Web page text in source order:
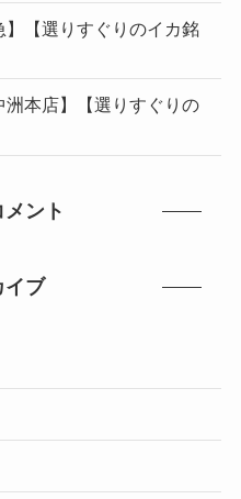
【選りすぐりのイカ銘
本店】【選りすぐりの
ント
イブ